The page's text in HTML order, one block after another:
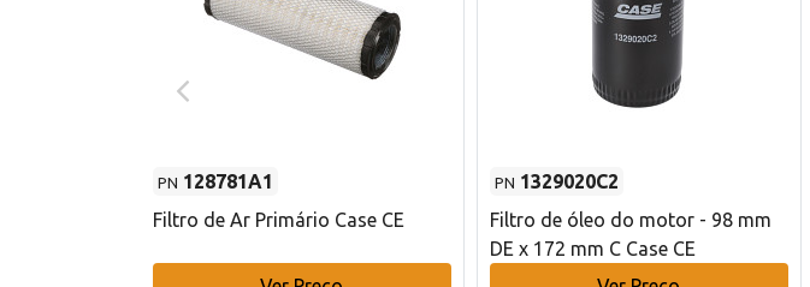
PN 128781A1
Filtro de Ar Primário Case CE
PN 1329020C2
Filtro de óleo do motor - 98 mm
DE x 172 mm C Case CE